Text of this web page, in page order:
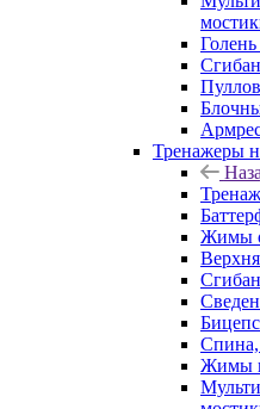
Тренажеры
Жимы
Жимы